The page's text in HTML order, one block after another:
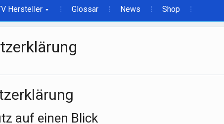
Hersteller Glossar News Shop
auf einen Blick